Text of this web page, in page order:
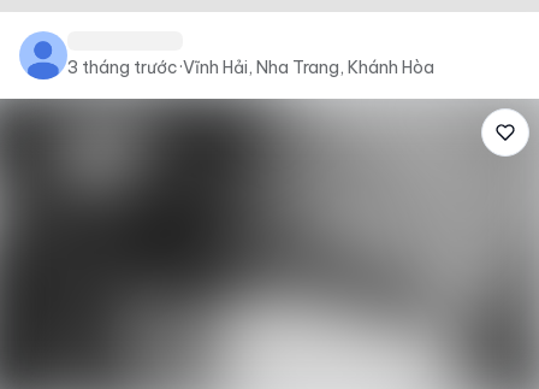
3 tháng trước·Vĩnh Hải, Nha Trang, Khánh Hòa